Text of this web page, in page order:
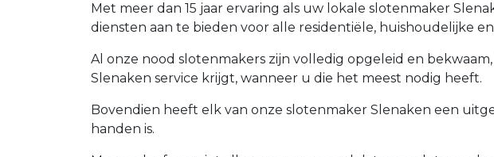
Met meer dan 15 jaar ervaring als uw lokale slotenmaker
diensten aan te bieden voor alle residentiële, huishoudelijke
Al onze nood slotenmakers zijn volledig opgeleid en
Slenaken service krijgt, wanneer u die het meest nodig heeft.
Bovendien heeft elk van onze slotenmaker Slenaken een
handen is.